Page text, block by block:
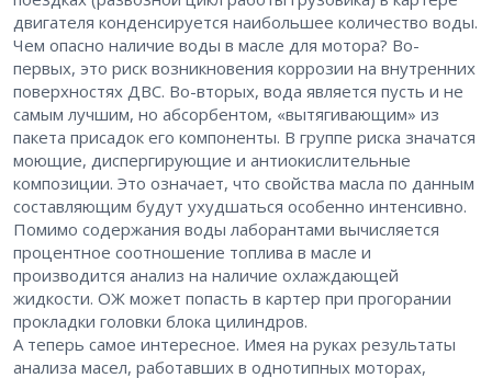
двигателя конденсируется наибольшее количество воды.
Чем опасно наличие воды в масле для мотора? Во-
первых, это риск возникновения коррозии на внутренних
поверхностях ДВС. Во-вторых, вода является пусть и не
самым лучшим, но абсорбентом, «вытягивающим» из
пакета присадок его компоненты. В группе риска значатся
моющие, диспергирующие и антиокислительные
композиции. Это означает, что свойства масла по данным
составляющим будут ухудшаться особенно интенсивно.
Помимо содержания воды лаборантами вычисляется
процентное соотношение топлива в масле и
производится анализ на наличие охлаждающей
жидкости. ОЖ может попасть в картер при прогорании
прокладки головки блока цилиндров.
А теперь самое интересное. Имея на руках результаты
анализа масел, работавших в однотипных моторах,